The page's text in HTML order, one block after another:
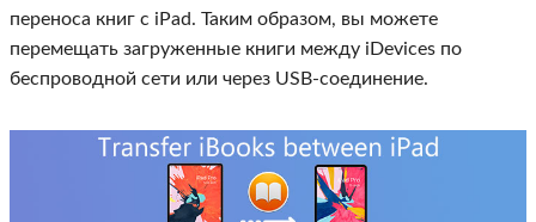
переноса книг с iPad. Таким образом, вы можете
перемещать загруженные книги между iDevices по
беспроводной сети или через USB-соединение.